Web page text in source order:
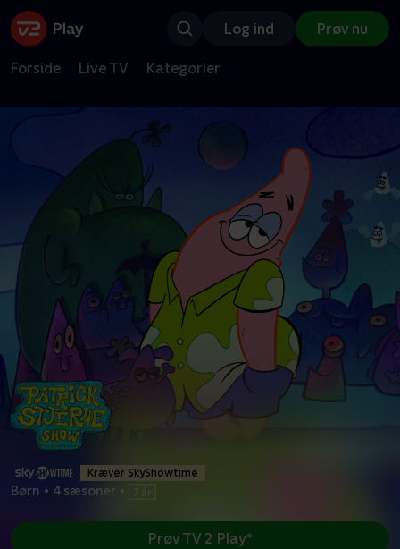
Log ind Prøv nu
Forside Live TV Kategorier
Kræver SkyShowtime
Børn • 4 sæsoner •
Prøv TV 2 Play*